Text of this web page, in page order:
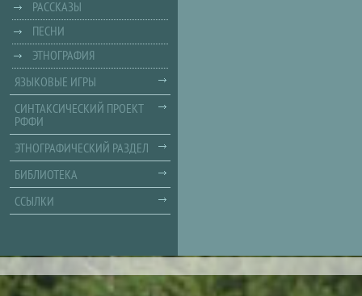
РАССКАЗЫ
ПЕСНИ
ЭТНОГРАФИЯ
ЯЗЫКОВЫЕ ИГРЫ
СИНТАКСИЧЕСКИЙ ПРОЕКТ
РФФИ
ЭТНОГРАФИЧЕСКИЙ РАЗДЕЛ
БИБЛИОТЕКА
ССЫЛКИ